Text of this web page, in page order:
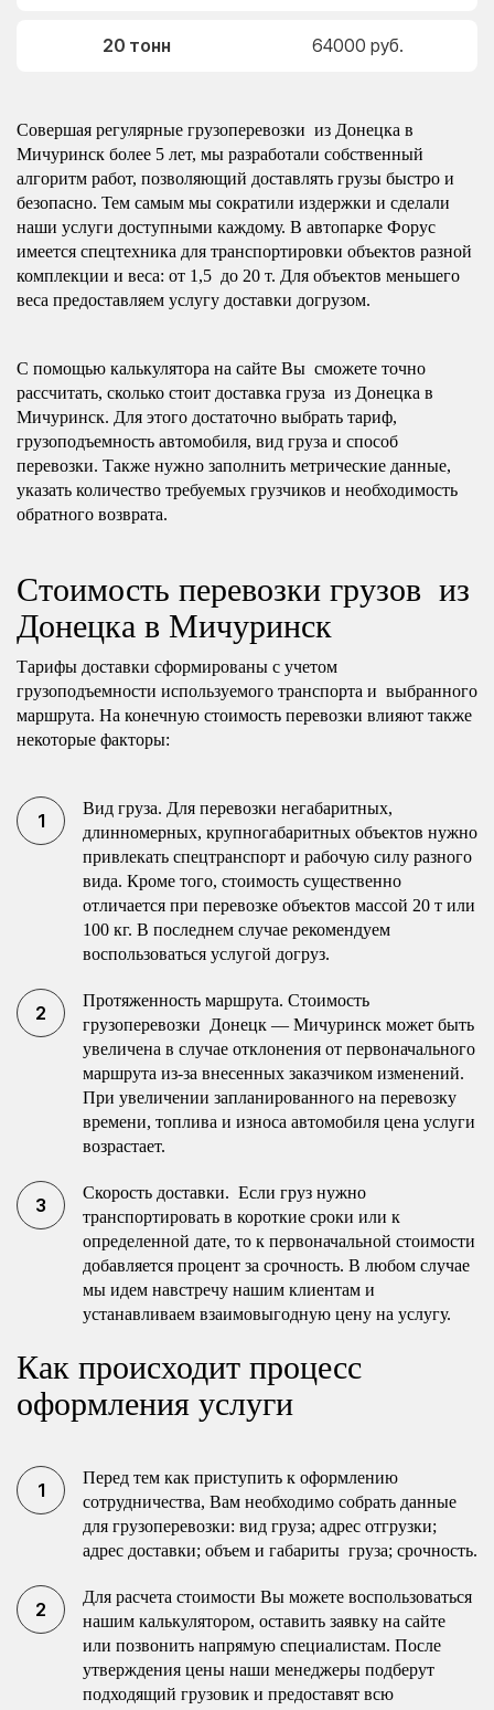
20 тонн 64000 руб.
Совершая регулярные грузоперевозки из Донецка в
Мичуринск более 5 лет, мы разработали собственный
алгоритм работ, позволяющий доставлять грузы быстро и
безопасно. Тем самым мы сократили издержки и сделали
наши услуги доступными каждому. В автопарке Форус
имеется спецтехника для транспортировки объектов разной
комплекции и веса: от 1,5 до 20 т. Для объектов меньшего
веса предоставляем услугу доставки догрузом.
С помощью калькулятора на сайте Вы сможете точно
рассчитать, сколько стоит доставка груза из Донецка в
Мичуринск. Для этого достаточно выбрать тариф,
грузоподъемность автомобиля, вид груза и способ
перевозки. Также нужно заполнить метрические данные,
указать количество требуемых грузчиков и необходимость
обратного возврата.
Стоимость перевозки грузов из
Донецка в Мичуринск
Тарифы доставки сформированы с учетом
грузоподъемности используемого транспорта и выбранного
маршрута. На конечную стоимость перевозки влияют также
некоторые факторы:
Вид груза. Для перевозки негабаритных,
длинномерных, крупногабаритных объектов нужно
привлекать спецтранспорт и рабочую силу разного
вида. Кроме того, стоимость существенно
отличается при перевозке объектов массой 20 т или
100 кг. В последнем случае рекомендуем
воспользоваться услугой догруз.
Протяженность маршрута. Стоимость
грузоперевозки Донецк — Мичуринск может быть
увеличена в случае отклонения от первоначального
маршрута из-за внесенных заказчиком изменений.
При увеличении запланированного на перевозку
времени, топлива и износа автомобиля цена услуги
возрастает.
Скорость доставки. Если груз нужно
транспортировать в короткие сроки или к
определенной дате, то к первоначальной стоимости
добавляется процент за срочность. В любом случае
мы идем навстречу нашим клиентам и
устанавливаем взаимовыгодную цену на услугу.
Как происходит процесс
оформления услуги
Перед тем как приступить к оформлению
сотрудничества, Вам необходимо собрать данные
для грузоперевозки: вид груза; адрес отгрузки;
адрес доставки; объем и габариты груза; срочность.
Для расчета стоимости Вы можете воспользоваться
нашим калькулятором, оставить заявку на сайте
или позвонить напрямую специалистам. После
утверждения цены наши менеджеры подберут
подходящий грузовик и предоставят всю